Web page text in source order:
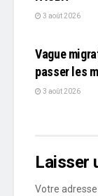
3 août 2026
Vague
passer les
3 août 2026
Laisser
Votre